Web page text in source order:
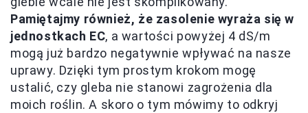
Pamiętajmy również, że zasolenie wyraża się w
jednostkach EC, a wartości powyżej 4 dS/m
mogą już bardzo negatywnie wpływać na nasze
uprawy. Dzięki tym prostym krokom mogę
ustalić, czy gleba nie stanowi zagrożenia dla
moich roślin. A skoro o tym mówimy to odkryj